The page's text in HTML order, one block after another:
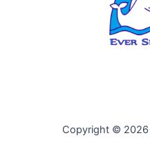
Copyright © 2026